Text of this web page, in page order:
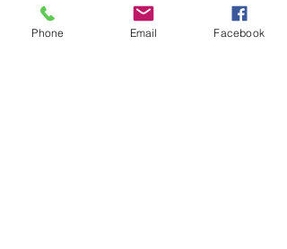
〒901-3805 沖縄県島尻郡南大東村字在所
南大東村立ふるさと文化センター内
Phone Email Facebook